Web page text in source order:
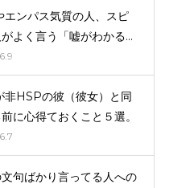
エンパス気質の人、スピ
よく言う「嘘がわかる」
い嘘（詐欺）。
非HSPの彼（彼女）と同
に心得ておくこと５選。
句ばかり言ってる人への